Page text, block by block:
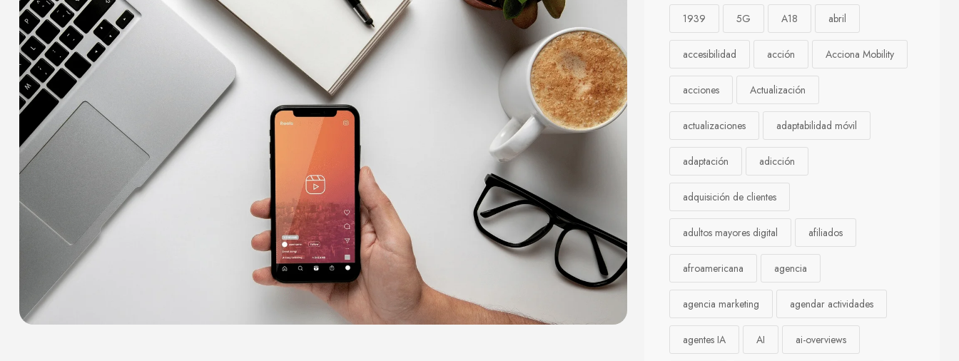
1939 5G A18 abril
accesibilidad acción Acciona Mobility
acciones Actualización
actualizaciones adaptabilidad móvil
adaptación adicción
adquisición de clientes
adultos mayores digital afiliados
afroamericana agencia
agencia marketing agendar actividades
agentes IA AI ai-overviews